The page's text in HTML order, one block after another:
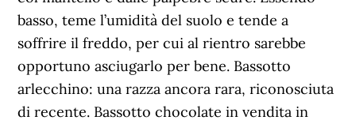
basso, teme l’umidità del suolo e tende a
soffrire il freddo, per cui al rientro sarebbe
opportuno asciugarlo per bene. Bassotto
arlecchino: una razza ancora rara, riconosciuta
di recente. Bassotto chocolate in vendita in